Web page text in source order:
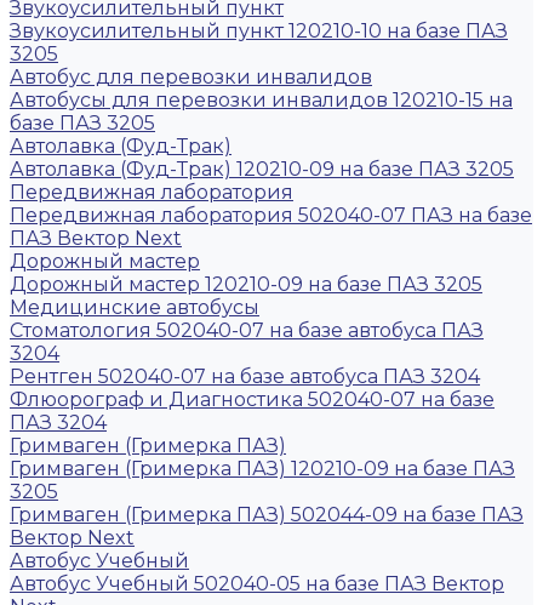
Звукоусилительный пункт
Звукоусилительный пункт 120210-10 на базе ПАЗ
3205
Автобус для перевозки инвалидов
Автобусы для перевозки инвалидов 120210-15 на
базе ПАЗ 3205
Автолавка (Фуд-Трак)
Автолавка (Фуд-Трак) 120210-09 на базе ПАЗ 3205
Передвижная лаборатория
Передвижная лаборатория 502040-07 ПАЗ на базе
ПАЗ Вектор Next
Дорожный мастер
Дорожный мастер 120210-09 на базе ПАЗ 3205
Медицинские автобусы
Стоматология 502040-07 на базе автобуса ПАЗ
3204
Рентген 502040-07 на базе автобуса ПАЗ 3204
Флюорограф и Диагностика 502040-07 на базе
ПАЗ 3204
Гримваген (Гримерка ПАЗ)
Гримваген (Гримерка ПАЗ) 120210-09 на базе ПАЗ
3205
Гримваген (Гримерка ПАЗ) 502044-09 на базе ПАЗ
Вектор Next
Автобус Учебный
Автобус Учебный 502040-05 на базе ПАЗ Вектор